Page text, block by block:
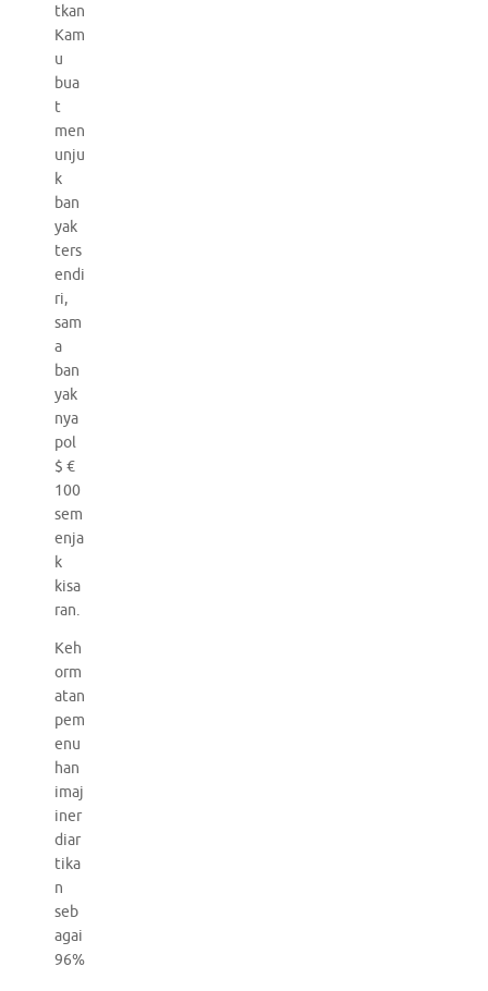
tkan
Kam
u
bua
t
men
unju
k
ban
yak
ters
endi
ri,
sam
a
ban
yak
nya
pol
$ €
100
sem
enja
k
kisa
ran.
Keh
orm
atan
pem
enu
han
imaj
iner
diar
tika
n
seb
agai
96%